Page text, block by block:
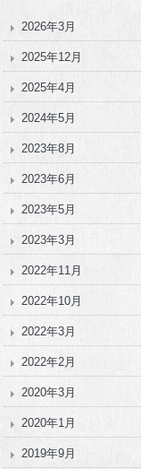
2026年3月
2025年12月
2025年4月
2024年5月
2023年8月
2023年6月
2023年5月
2023年3月
2022年11月
2022年10月
2022年3月
2022年2月
2020年3月
2020年1月
2019年9月